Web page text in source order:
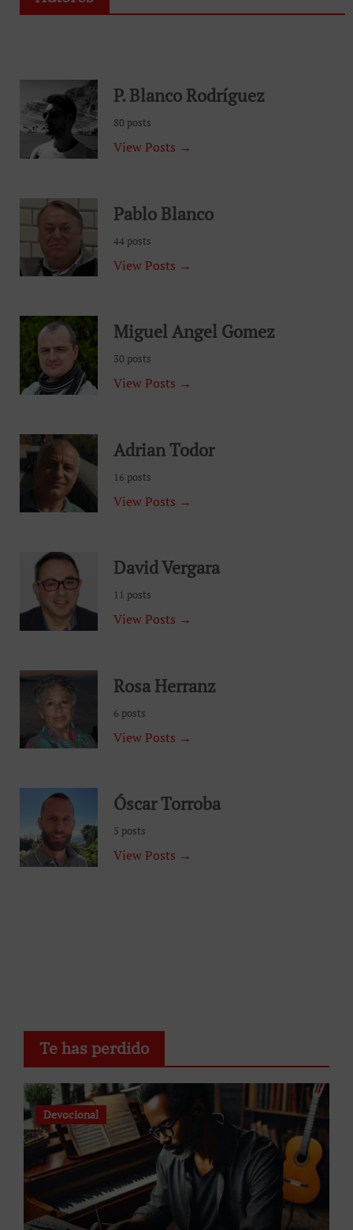
P. Blanco Rodríguez
80 posts
View Posts →
Pablo Blanco
44 posts
View Posts →
Miguel Angel Gomez
30 posts
View Posts →
Adrian Todor
16 posts
View Posts →
David Vergara
11 posts
View Posts →
Rosa Herranz
6 posts
View Posts →
Óscar Torroba
5 posts
View Posts →
Te has perdido
Devocional